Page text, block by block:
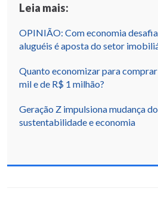
Leia mais:
OPINIÃO: Com economia
aluguéis é aposta do setor
Quanto economizar para
mil e de R$ 1 milhão?
Geração Z impulsiona mudança
sustentabilidade e economia